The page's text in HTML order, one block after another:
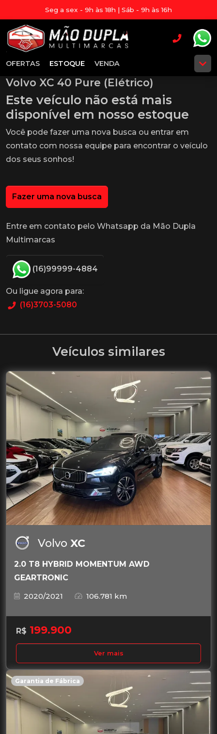
Seg a sex - 9h às 18h | Sáb - 9h às 16h
OFERTAS ESTOQUE VENDA
Volvo XC 40 Pure (Elétrico)
Este veículo não está mais
disponível em nosso estoque
Você pode fazer uma nova busca ou entrar em
contato com nossa equipe para encontrar o veículo
dos seus sonhos!
Fazer uma nova busca
Entre em contato pelo Whatsapp da Mão Dupla
Multimarcas
(16)99999-4884
Ou ligue agora para:
(16)3703-5080
Veículos similares
Volvo XC
2.0 T8 HYBRID MOMENTUM AWD
GEARTRONIC
2020/2021
106.781 km
R$ 199.900
Ver mais
Garantia de Fábrica